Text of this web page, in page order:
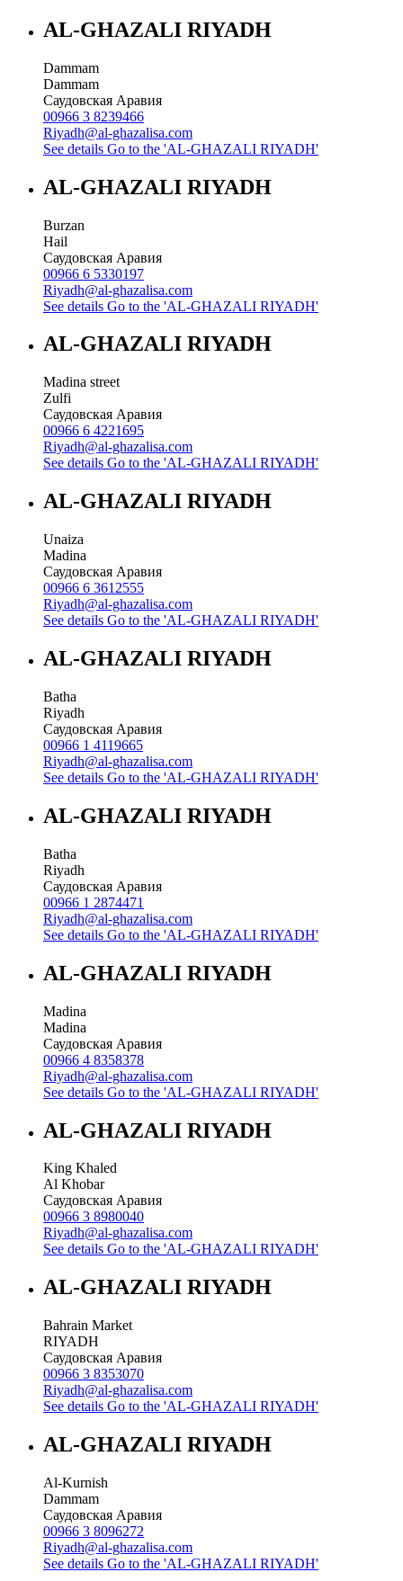
AL-GHAZALI RIYADH
Dammam
Dammam
Саудовская Аравия
00966 3 8239466
Riyadh@al-ghazalisa.com
See details Go to the 'AL-GHAZALI RIYADH'
AL-GHAZALI RIYADH
Burzan
Hail
Саудовская Аравия
00966 6 5330197
Riyadh@al-ghazalisa.com
See details Go to the 'AL-GHAZALI RIYADH'
AL-GHAZALI RIYADH
Madina street
Zulfi
Саудовская Аравия
00966 6 4221695
Riyadh@al-ghazalisa.com
See details Go to the 'AL-GHAZALI RIYADH'
AL-GHAZALI RIYADH
Unaiza
Madina
Саудовская Аравия
00966 6 3612555
Riyadh@al-ghazalisa.com
See details Go to the 'AL-GHAZALI RIYADH'
AL-GHAZALI RIYADH
Batha
Riyadh
Саудовская Аравия
00966 1 4119665
Riyadh@al-ghazalisa.com
See details Go to the 'AL-GHAZALI RIYADH'
AL-GHAZALI RIYADH
Batha
Riyadh
Саудовская Аравия
00966 1 2874471
Riyadh@al-ghazalisa.com
See details Go to the 'AL-GHAZALI RIYADH'
AL-GHAZALI RIYADH
Madina
Madina
Саудовская Аравия
00966 4 8358378
Riyadh@al-ghazalisa.com
See details Go to the 'AL-GHAZALI RIYADH'
AL-GHAZALI RIYADH
King Khaled
Al Khobar
Саудовская Аравия
00966 3 8980040
Riyadh@al-ghazalisa.com
See details Go to the 'AL-GHAZALI RIYADH'
AL-GHAZALI RIYADH
Bahrain Market
RIYADH
Саудовская Аравия
00966 3 8353070
Riyadh@al-ghazalisa.com
See details Go to the 'AL-GHAZALI RIYADH'
AL-GHAZALI RIYADH
Al-Kurnish
Dammam
Саудовская Аравия
00966 3 8096272
Riyadh@al-ghazalisa.com
See details Go to the 'AL-GHAZALI RIYADH'